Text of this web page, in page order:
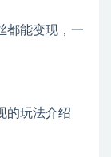
的玩法介绍